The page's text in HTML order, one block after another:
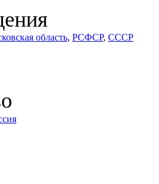
область, РСФСР, СССР